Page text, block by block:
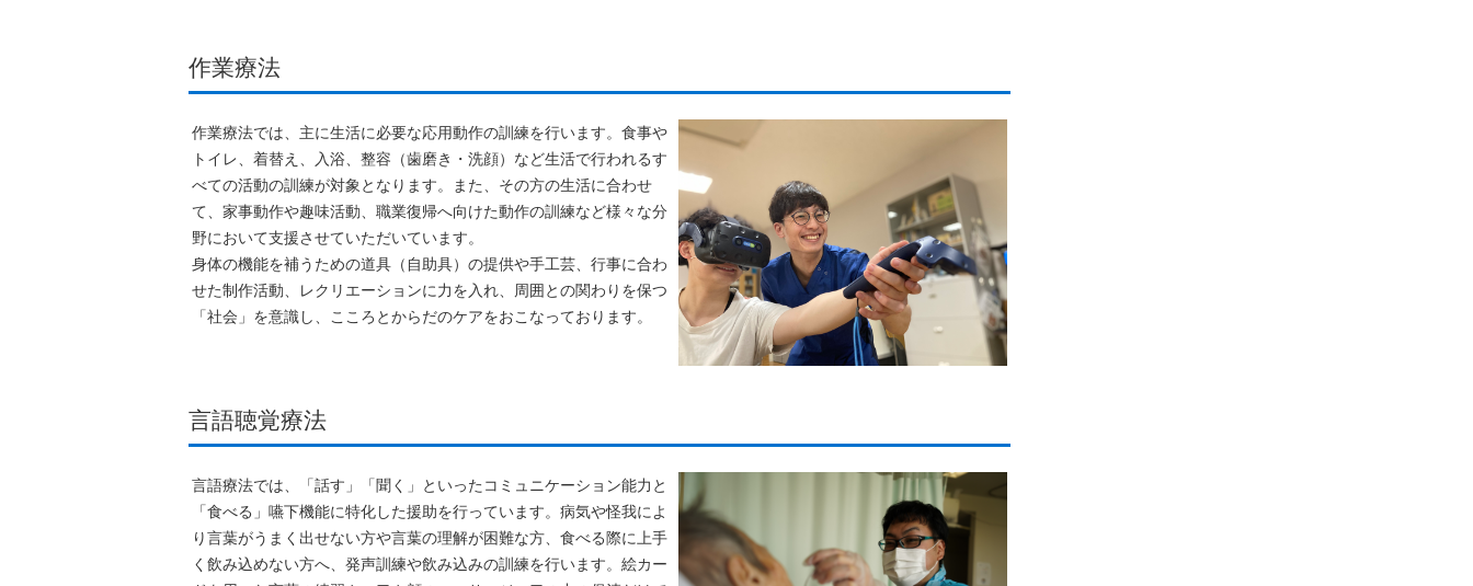
作業療法
作業療法では、主に生活に必要な応用動作の訓練を行います。食事や
トイレ、着替え、入浴、整容（歯磨き・洗顔）など生活で行われるす
べての活動の訓練が対象となります。また、その方の生活に合わせ
て、家事動作や趣味活動、職業復帰へ向けた動作の訓練など様々な分
野において支援させていただいています。
身体の機能を補うための道具（自助具）の提供や手工芸、行事に合わ
せた制作活動、レクリエーションに力を入れ、周囲との関わりを保つ
「社会」を意識し、こころとからだのケアをおこなっております。
言語聴覚療法
言語療法では、「話す」「聞く」といったコミュニケーション能力と
「食べる」嚥下機能に特化した援助を行っています。病気や怪我によ
り言葉がうまく出せない方や言葉の理解が困難な方、食べる際に上手
く飲み込めない方へ、発声訓練や飲み込みの訓練を行います。絵カー